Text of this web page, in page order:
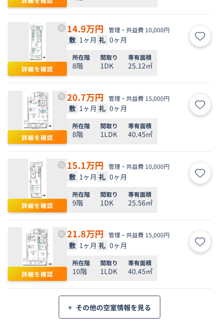
詳細を確認
14.9万円 管理・共益費 10,000円
敷 1ヶ月 礼 0ヶ月 お気
所在階
8階
間取り
1DK
専有面積
25.12㎡
詳細を確認
20.7万円 管理・共益費 15,000円
敷 1ヶ月 礼 0ヶ月 お気
所在階
8階
間取り
1LDK
専有面積
40.45㎡
詳細を確認
15.1万円 管理・共益費 10,000円
敷 1ヶ月 礼 0ヶ月 お気
所在階
9階
間取り
1DK
専有面積
25.56㎡
詳細を確認
21.8万円 管理・共益費 15,000円
敷 1ヶ月 礼 0ヶ月 お気
所在階
10階
間取り
1LDK
専有面積
40.45㎡
+ その他の空室情報を見る